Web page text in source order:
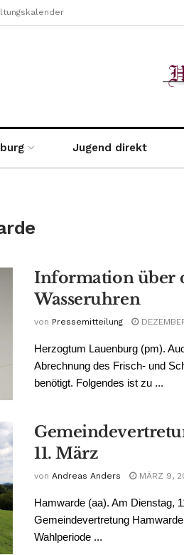
Jugend direkt
Information über
Wasseruhren
von Pressemitteilung
Herzogtum Lauenburg (pm).
Abrechnung des Frisch- und
benötigt. Folgendes ist zu ...
11. März
von Andreas Anders MÄRZ 9,
Hamwarde (aa). Am Dienstag,
Gemeindevertretung
Wahlperiode ...